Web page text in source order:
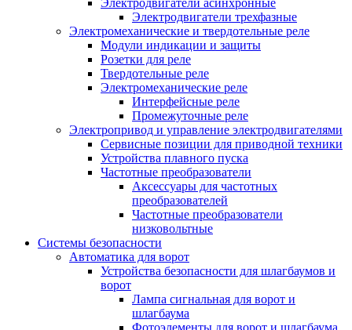
Электродвигатели асинхронные
Электродвигатели трехфазные
Электромеханические и твердотельные реле
Модули индикации и защиты
Розетки для реле
Твердотельные реле
Электромеханические реле
Интерфейсные реле
Промежуточные реле
Электропривод и управление электродвигателями
Сервисные позиции для приводной техники
Устройства плавного пуска
Частотные преобразователи
Аксессуары для частотных
преобразователей
Частотные преобразователи
низковольтные
Системы безопасности
Автоматика для ворот
Устройства безопасности для шлагбаумов и
ворот
Лампа сигнальная для ворот и
шлагбаума
Фотоэлементы для ворот и шлагбаума